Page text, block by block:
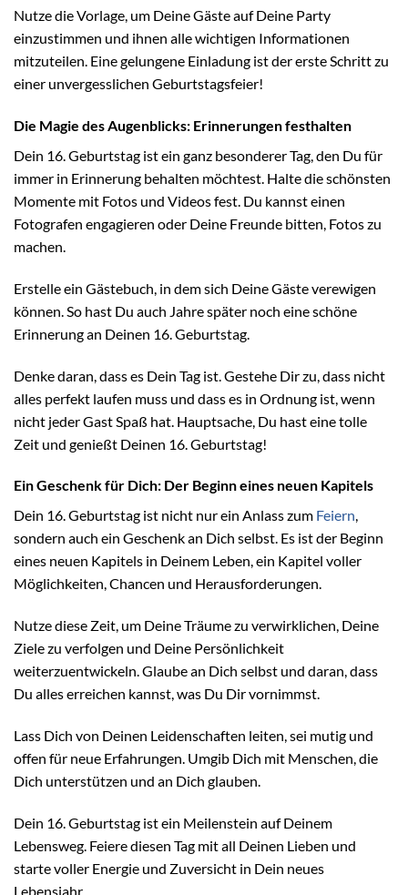
Nutze die Vorlage, um Deine Gäste auf Deine Party
einzustimmen und ihnen alle wichtigen Informationen
mitzuteilen. Eine gelungene Einladung ist der erste Schritt zu
einer unvergesslichen Geburtstagsfeier!
Die Magie des Augenblicks: Erinnerungen festhalten
Dein 16. Geburtstag ist ein ganz besonderer Tag, den Du für
immer in Erinnerung behalten möchtest. Halte die schönsten
Momente mit Fotos und Videos fest. Du kannst einen
Fotografen engagieren oder Deine Freunde bitten, Fotos zu
machen.
Erstelle ein Gästebuch, in dem sich Deine Gäste verewigen
können. So hast Du auch Jahre später noch eine schöne
Erinnerung an Deinen 16. Geburtstag.
Denke daran, dass es Dein Tag ist. Gestehe Dir zu, dass nicht
alles perfekt laufen muss und dass es in Ordnung ist, wenn
nicht jeder Gast Spaß hat. Hauptsache, Du hast eine tolle
Zeit und genießt Deinen 16. Geburtstag!
Ein Geschenk für Dich: Der Beginn eines neuen Kapitels
Dein 16. Geburtstag ist nicht nur ein Anlass zum Feiern,
sondern auch ein Geschenk an Dich selbst. Es ist der Beginn
eines neuen Kapitels in Deinem Leben, ein Kapitel voller
Möglichkeiten, Chancen und Herausforderungen.
Nutze diese Zeit, um Deine Träume zu verwirklichen, Deine
Ziele zu verfolgen und Deine Persönlichkeit
weiterzuentwickeln. Glaube an Dich selbst und daran, dass
Du alles erreichen kannst, was Du Dir vornimmst.
Lass Dich von Deinen Leidenschaften leiten, sei mutig und
offen für neue Erfahrungen. Umgib Dich mit Menschen, die
Dich unterstützen und an Dich glauben.
Dein 16. Geburtstag ist ein Meilenstein auf Deinem
Lebensweg. Feiere diesen Tag mit all Deinen Lieben und
starte voller Energie und Zuversicht in Dein neues
Lebensjahr.